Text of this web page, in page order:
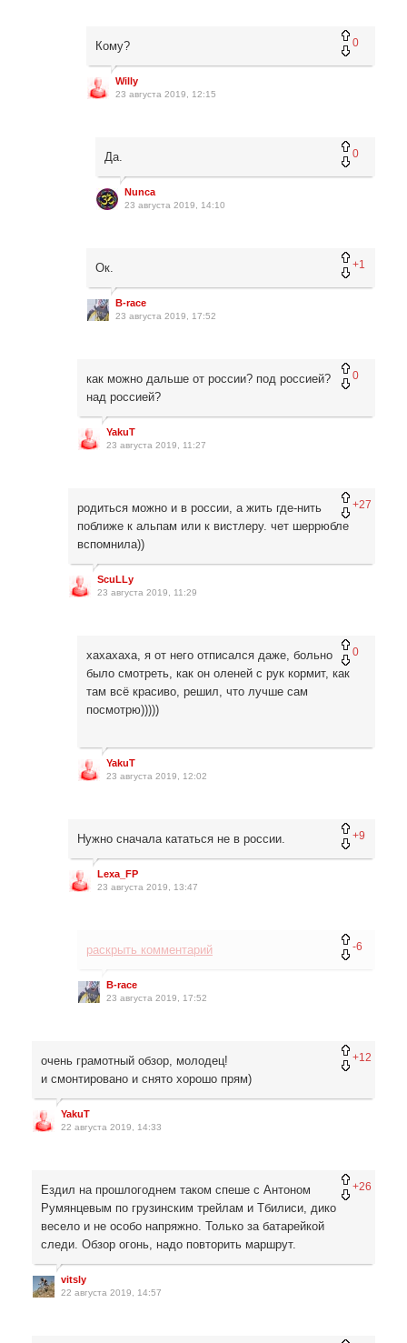
0
Кому?
Willy
23 августа 2019, 12:15
0
Да.
Nunca
23 августа 2019, 14:10
+1
Ок.
B-race
23 августа 2019, 17:52
0
как можно дальше от россии? под россией?
над россией?
YakuT
23 августа 2019, 11:27
+27
родиться можно и в россии, а жить где-нить
поближе к альпам или к вистлеру. чет шеррюбле
вспомнила))
ScuLLy
23 августа 2019, 11:29
0
хахахаха, я от него отписался даже, больно
было смотреть, как он оленей с рук кормит, как
там всё красиво, решил, что лучше сам
посмотрю)))))
YakuT
23 августа 2019, 12:02
+9
Нужно сначала кататься не в россии.
Lexa_FP
23 августа 2019, 13:47
-6
раскрыть комментарий
B-race
23 августа 2019, 17:52
+12
очень грамотный обзор, молодец!
и смонтировано и снято хорошо прям)
YakuT
22 августа 2019, 14:33
+26
Ездил на прошлогоднем таком спеше с Антоном
Румянцевым по грузинским трейлам и Тбилиси, дико
весело и не особо напряжно. Только за батарейкой
следи. Обзор огонь, надо повторить маршрут.
vitsly
22 августа 2019, 14:57